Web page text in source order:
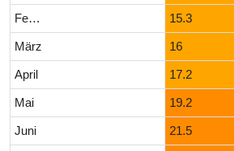
Februar 15.3
März 16
April 17.2
Mai 19.2
Juni 21.5